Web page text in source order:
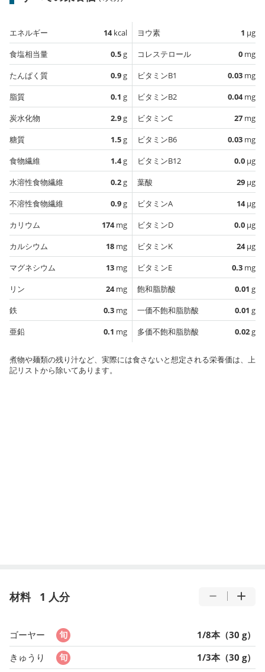
エネルギー 14kcal
食塩相当量
0.5g
たんぱく質
0.9g
脂質
0.1 g
炭水化物
2.9g
糖質
1.5g
食物繊維
1.4g
水溶性食物繊維
0.2g
不溶性食物繊維
0.9g
カリウム
174mg
カルシウム
18 mg
マグネシウム
13 mg
リン
24mg
鉄
0.3 mg
亜鉛
0.1 mg
ヨウ素 1 µg
コレステロール
0 mg
ビタミンB1
0.03 mg
ビタミンB2
0.04mg
ビタミンC
27 mg
ビタミンB6
0.03 mg
ビタミンB12
0.0 µg
葉酸
29 µg
ビタミンA
14µg
ビタミンD
0.0 µg
ビタミンK
24µg
ビタミンE
0.3 mg
飽和脂肪酸
0.01 g
一価不飽和脂肪酸
0.01 g
多価不飽和脂肪酸
0.02g
煮物や麺類の残り汁など、実際には食さないと想定される栄養価は、上
記リストから除いてあります。
材料 1 人分
ゴーヤー
1/8本（30 g）
きゅうり
1/3本（30 g）